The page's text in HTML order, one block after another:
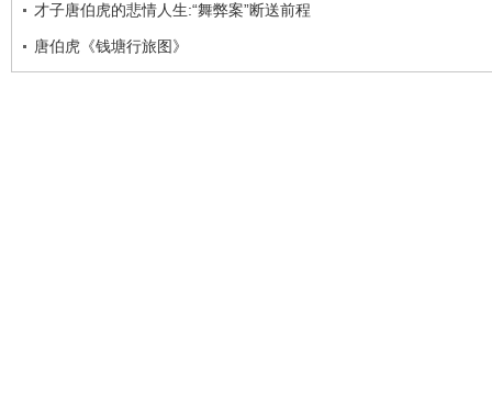
才子唐伯虎的悲情人生:“舞弊案”断送前程
唐伯虎《钱塘行旅图》